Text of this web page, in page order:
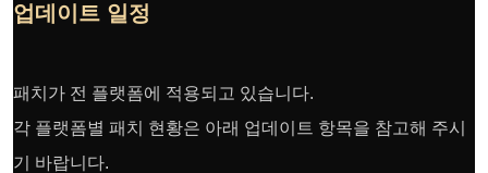
업데이트 일정
패치가 전 플랫폼에 적용되고 있습니다.
각 플랫폼별 패치 현황은 아래 업데이트 항목을 참고해 주시
기 바랍니다.